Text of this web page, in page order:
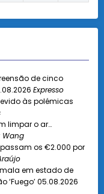
de cinco
Expresso
às polémicas
limpar o ar…
Wang
os €2.000 por
em estado de
‘Fuego’05.08.2026